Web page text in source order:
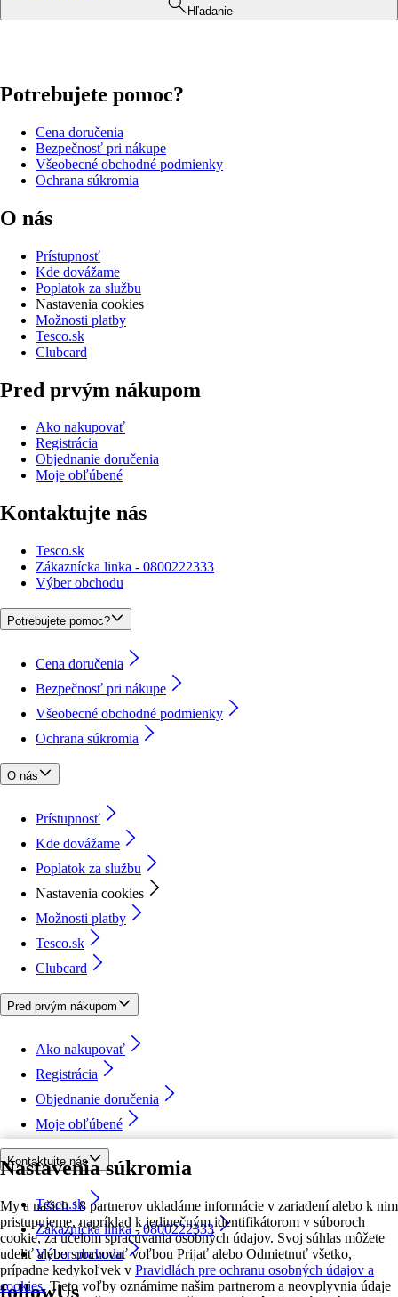
Nastavenia súkromia
My a našich 18 partnerov ukladáme informácie v zariadení alebo k nim
pristupujeme, napríklad k jedinečným identifikátorom v súboroch
cookie, za účelom spracúvania osobných údajov. Svoj súhlas môžete
udeliť alebo spravovať voľbou Prijať alebo Odmietnuť všetko,
prípadne kedykoľvek v Pravidlách pre ochranu osobných údajov a
cookies. Tieto voľby oznámime našim partnerom a neovplyvnia údaje
Hľadanie
Potrebujete pomoc?
Cena doručenia
Bezpečnosť pri nákupe
Všeobecné obchodné podmienky
Ochrana súkromia
O nás
Prístupnosť
Kde dovážame
Poplatok za službu
Nastavenia cookies
Možnosti platby
Tesco.sk
Clubcard
Pred prvým nákupom
Ako nakupovať
Registrácia
Objednanie doručenia
Moje obľúbené
Kontaktujte nás
Tesco.sk
Zákaznícka linka - 0800222333
Výber obchodu
Potrebujete pomoc?
Cena doručenia
Bezpečnosť pri nákupe
Všeobecné obchodné podmienky
Ochrana súkromia
O nás
Prístupnosť
Kde dovážame
Poplatok za službu
Nastavenia cookies
Možnosti platby
Tesco.sk
Clubcard
Pred prvým nákupom
Ako nakupovať
Registrácia
Objednanie doručenia
Moje obľúbené
Kontaktujte nás
Tesco.sk
Zákaznícka linka - 0800222333
Výber obchodu
followUs